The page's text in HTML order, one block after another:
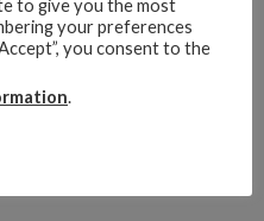
to give you the most
your preferences
you consent to the
.